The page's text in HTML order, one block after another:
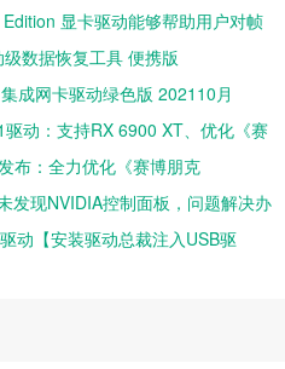
显卡驱动能够帮助用户对帧
数据恢复工具 便携版
成网卡驱动绿色版 202110月
动：支持RX 6900 XT、优化《赛
布：全力优化《赛博朋克
发现NVIDIA控制面板，问题解决办
动【安装驱动总裁注入USB驱